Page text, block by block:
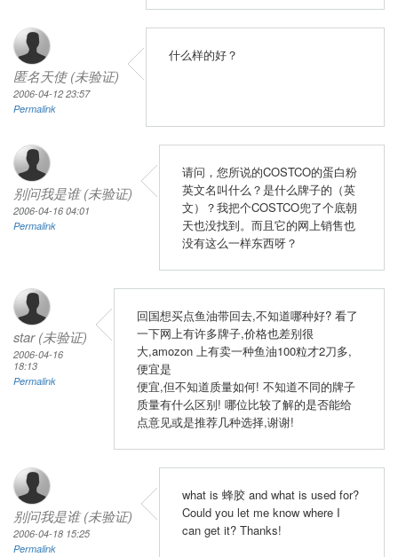
匿名天使 (未验证)
2006-04-12 23:57
Permalink
什么样的好？
别问我是谁 (未验证)
2006-04-16 04:01
Permalink
请问，您所说的COSTCO的蛋白粉
英文名叫什么？是什么牌子的（英
文）？我把个COSTCO兜了个底朝
天也没找到。而且它的网上销售也
没有这么一样东西呀？
star (未验证)
2006-04-16
18:13
Permalink
回国想买点鱼油带回去,不知道哪种好? 看了
一下网上有许多牌子,价格也差别很
大,amozon 上有卖一种鱼油100粒才2刀多,
便宜是
便宜,但不知道质量如何! 不知道不同的牌子
质量有什么区别! 哪位比较了解的是否能给
点意见或是推荐几种选择,谢谢!
别问我是谁 (未验证)
2006-04-18 15:25
Permalink
what is 蜂胶 and what is used for?
Could you let me know where I
can get it? Thanks!